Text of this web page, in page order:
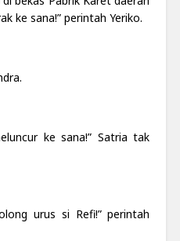
ke sana!” perintah Yeriko.
ke sana!” Satria tak
urus si Refi!” perintah